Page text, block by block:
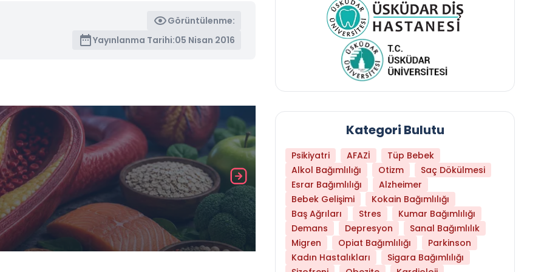
Görüntülenme:
Yayınlanma Tarihi:05 Nisan 2016
Daha Az Protein Tüketmek Yaşlanmayı
Kategori Bulutu
Psikiyatri AFAZİ
Tüp Bebek
Alkol Bağımlılığı
Otizm
Saç Dökülmesi
Esrar Bağımlılığı
Alzheimer
Bebek Gelişimi
Kokain Bağımlılığı
Baş Ağrıları
Stres
Kumar Bağımlılığı
Demans
Depresyon
Sanal Bağımlılık
Migren
Opiat Bağımlılığı
Parkinson
Kadın Hastalıkları
Sigara Bağımlılığı